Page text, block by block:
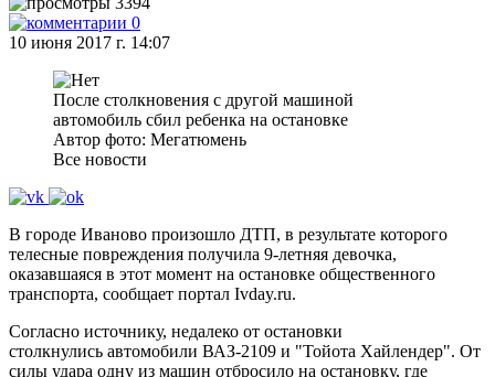
0
10 июня 2017 г. 14:07
После столкновения с другой машиной
автомобиль сбил ребенка на остановке
Автор фото: Мегатюмень
Все новости
В городе Иваново произошло ДТП, в результате которого
телесные повреждения получила 9-летняя девочка,
оказавшаяся в этот момент на остановке общественного
транспорта, сообщает портал Ivday.ru.
Согласно источнику, недалеко от остановки
столкнулись автомобили ВАЗ-2109 и "Тойота Хайлендер". От
силы удара одну из машин отбросило на остановку, где